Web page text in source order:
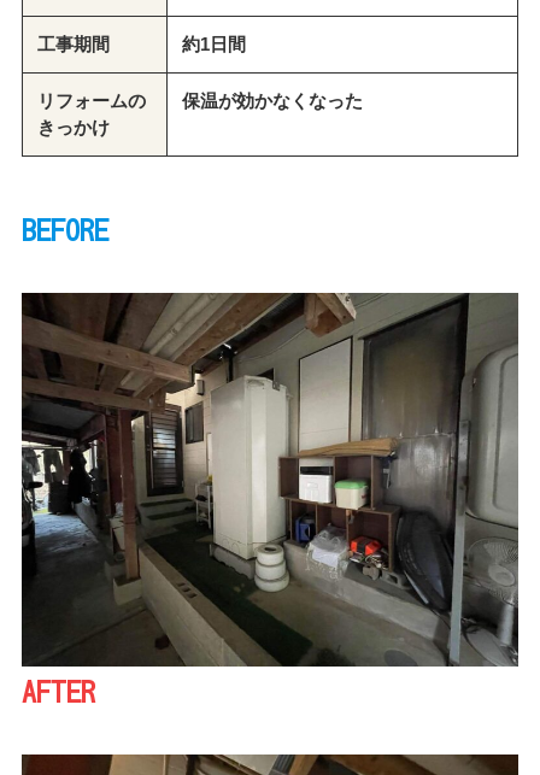
工事期間 約1日間
リフォームの
きっかけ
保温が効かなくなった
BEFORE
AFTER